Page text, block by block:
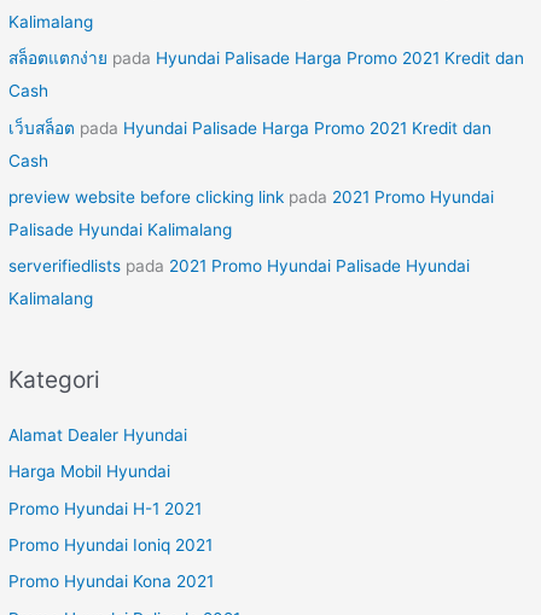
Kalimalang
สล็อตแตกง่าย pada Hyundai Palisade Harga Promo 2021 Kredit dan
Cash
เว็บสล็อต pada Hyundai Palisade Harga Promo 2021 Kredit dan
Cash
preview website before clicking link pada 2021 Promo Hyundai
Palisade Hyundai Kalimalang
serverifiedlists pada 2021 Promo Hyundai Palisade Hyundai
Kalimalang
Kategori
Alamat Dealer Hyundai
Harga Mobil Hyundai
Promo Hyundai H-1 2021
Promo Hyundai Ioniq 2021
Promo Hyundai Kona 2021